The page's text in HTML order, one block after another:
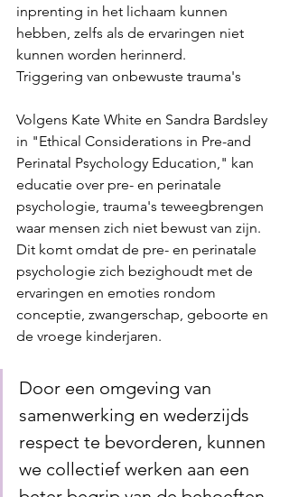
inprenting in het lichaam kunnen
hebben, zelfs als de ervaringen niet
kunnen worden herinnerd.
Triggering van onbewuste trauma's
Volgens Kate White en Sandra Bardsley
in "Ethical Considerations in Pre-and
Perinatal Psychology Education," kan
educatie over pre- en perinatale
psychologie, trauma's teweegbrengen
waar mensen zich niet bewust van zijn.
Dit komt omdat de pre- en perinatale
psychologie zich bezighoudt met de
ervaringen en emoties rondom
conceptie, zwangerschap, geboorte en
de vroege kinderjaren.
Door een omgeving van
samenwerking en wederzijds
respect te bevorderen, kunnen
we collectief werken aan een